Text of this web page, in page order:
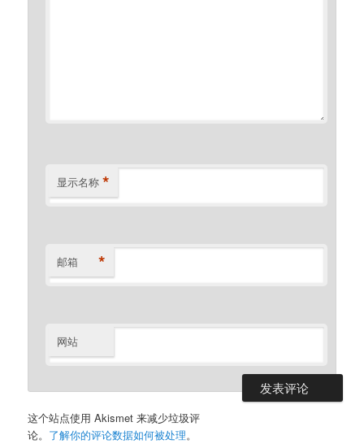
显示名称 *
邮箱 *
网站
这个站点使用 Akismet 来减少垃圾评
论。 了解你的评论数据如何被处理。